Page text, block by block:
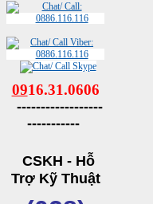
0916.31.0606
------------------
-----------
CSKH - Hỗ
Trợ Kỹ Thuật